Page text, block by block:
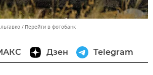
Перейти в фотобанк
Дзен Telegram